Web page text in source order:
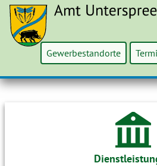
Gewerbestandorte